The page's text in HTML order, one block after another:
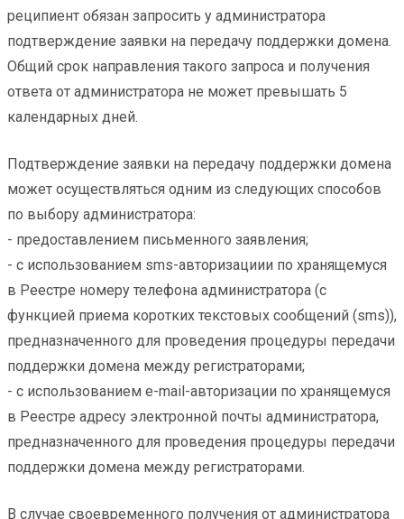
реципиент обязан запросить у администратора
подтверждение заявки на передачу поддержки домена.
Общий срок направления такого запроса и получения
ответа от администратора не может превышать 5
календарных дней.
Подтверждение заявки на передачу поддержки домена
может осуществляться одним из следующих способов
по выбору администратора:
- предоставлением письменного заявления;
- с использованием sms-авторизациии по хранящемуся
в Реестре номеру телефона администратора (с
функцией приема коротких текстовых сообщений (sms)),
предназначенного для проведения процедуры передачи
поддержки домена между регистраторами;
- с использованием e-mail-авторизации по хранящемуся
в Реестре адресу электронной почты администратора,
предназначенного для проведения процедуры передачи
поддержки домена между регистраторами.
В случае своевременного получения от администратора